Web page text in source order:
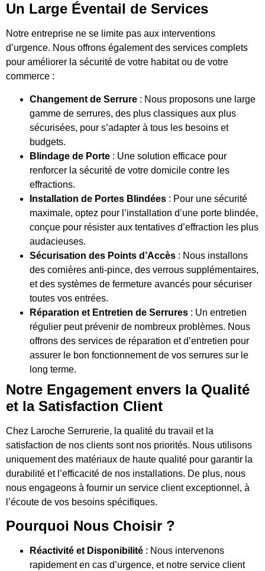
Un Large Éventail de Services
Notre entreprise ne se limite pas aux interventions
d’urgence. Nous offrons également des services complets
pour améliorer la sécurité de votre habitat ou de votre
commerce :
Changement de Serrure : Nous proposons une large
gamme de serrures, des plus classiques aux plus
sécurisées, pour s’adapter à tous les besoins et
budgets.
Blindage de Porte : Une solution efficace pour
renforcer la sécurité de votre domicile contre les
effractions.
Installation de Portes Blindées : Pour une sécurité
maximale, optez pour l’installation d’une porte blindée,
conçue pour résister aux tentatives d’effraction les plus
audacieuses.
Sécurisation des Points d’Accès : Nous installons
des cornières anti-pince, des verrous supplémentaires,
et des systèmes de fermeture avancés pour sécuriser
toutes vos entrées.
Réparation et Entretien de Serrures : Un entretien
régulier peut prévenir de nombreux problèmes. Nous
offrons des services de réparation et d’entretien pour
assurer le bon fonctionnement de vos serrures sur le
long terme.
Notre Engagement envers la Qualité
et la Satisfaction Client
Chez Laroche Serrurerie, la qualité du travail et la
satisfaction de nos clients sont nos priorités. Nous utilisons
uniquement des matériaux de haute qualité pour garantir la
durabilité et l’efficacité de nos installations. De plus, nous
nous engageons à fournir un service client exceptionnel, à
l’écoute de vos besoins spécifiques.
Pourquoi Nous Choisir ?
Réactivité et Disponibilité : Nous intervenons
rapidement en cas d’urgence, et notre service client